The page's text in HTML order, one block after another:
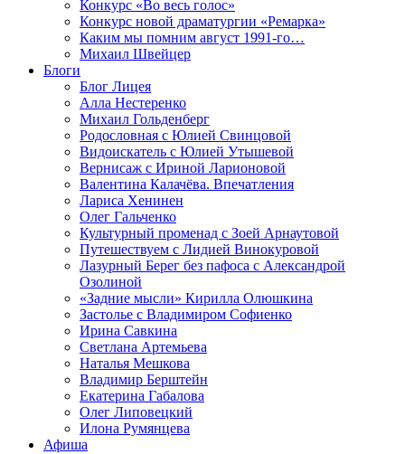
Конкурс «Во весь голос»
Конкурс новой драматургии «Ремарка»
Каким мы помним август 1991-го…
Михаил Швейцер
Блоги
Блог Лицея
Алла Нестеренко
Михаил Гольденберг
Родословная с Юлией Свинцовой
Видоискатель с Юлией Утышевой
Вернисаж с Ириной Ларионовой
Валентина Калачёва. Впечатления
Лариса Хенинен
Олег Гальченко
Культурный променад с Зоей Арнаутовой
Путешествуем с Лидией Винокуровой
Лазурный Берег без пафоса с Александрой
Озолиной
«Задние мысли» Кирилла Олюшкина
Застолье с Владимиром Софиенко
Ирина Савкина
Светлана Артемьева
Наталья Мешкова
Владимир Берштейн
Екатерина Габалова
Олег Липовецкий
Илона Румянцева
Афиша